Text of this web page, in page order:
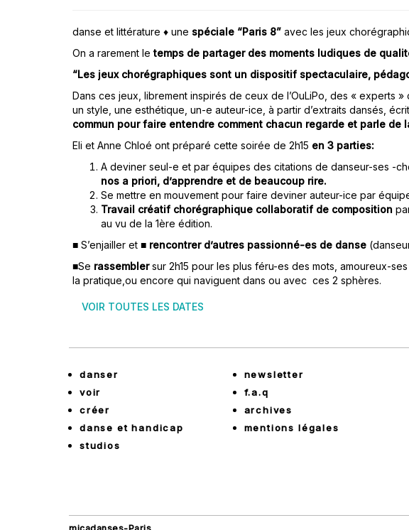
danse et littérature ♦ une spéciale “Paris 8” avec les jeux
On a rarement letemps de partager des moments ludiques de
“Les jeux chorégraphiques sont un dispositif spectaculaire,
Dans ces jeux, librement inspirés de ceux de l’OuLiPo, des « experts
un style, une esthétique, un-e auteur-ice, à partir d’extraits dansés,
commun pour faire entendre comment chacun regarde et parle de
Eli et Anne Chloé ont préparé cette soirée de 2h15 en 3 parties:
A deviner seul-e et par équipes des citations de danseur-ses -
nos a priori, d’apprendre et de beaucoup rire.
Se mettre en mouvement pour faire deviner auteur-ice par
Travail créatif chorégraphique collaboratif de composition
au vu de la 1ère édition.
■ S’enjailler et ■ rencontrer d’autres passionné-es de danse
■Se rassemblersur 2h15 pour les plus féru-es des mots, amoureux-
la pratique,ou encore qui naviguent dans ou avec ces 2 sphères.
VOIR TOUTES LES DATES
danser
voir
créer
danse et handicap
studios
newsletter
f.a.q
archives
mentions légales